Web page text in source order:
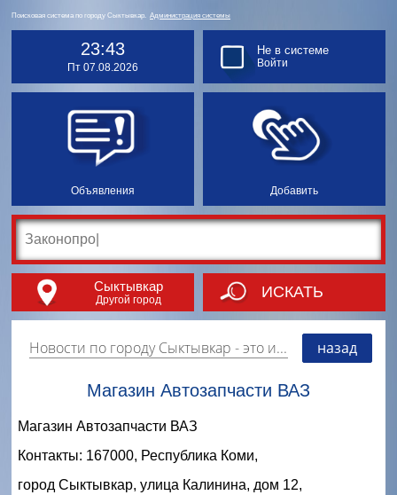
Поисковая система по городу Сыктывкар. Администрация системы
23:43
Пт 07.08.2026
Объявления Добавить
Не в системе
Войти
Сыктывкар
Другой город ИСКАТЬ
Новости по городу Сыктывкар - это информация о событиях, мероприятиях и торгово-коммерческой деятельности города. Страницу наполняют платные и бесплатные объявления, имеющие функцию "поднятия вверх списка". назад
Магазин Автозапчасти ВАЗ
Магазин Автозапчасти ВАЗ
Контакты: 167000, Республика Коми,
город Сыктывкар, улица Калинина, дом 12,